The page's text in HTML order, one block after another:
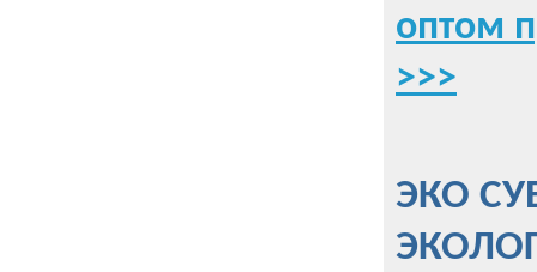
оптом
>>>
ЭКО